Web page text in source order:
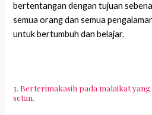
bertentangan dengan tujuan
semua orang dan semua
untuk bertumbuh dan belajar.
3. Berterimakasih pada malaikat
setan.